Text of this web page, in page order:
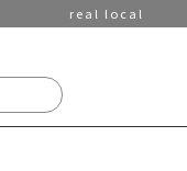
real local